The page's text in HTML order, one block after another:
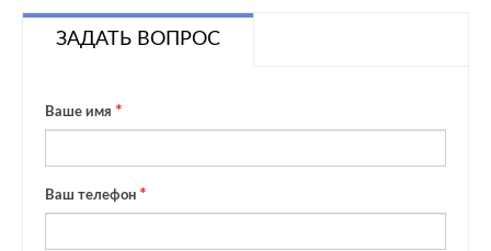
ЗАДАТЬ ВОПРОС
Ваше имя
Ваш телефон